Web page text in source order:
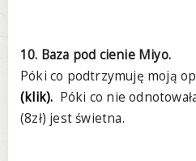
10. Baza pod cienie Miyo.
Póki co podtrzymuję moją
(klik). Póki co nie
(8zł) jest świetna.